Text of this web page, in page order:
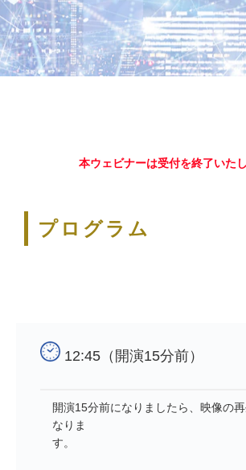
本ウェビナーは受付を終了いた
プログラム
12:45（開演15分前）
開演15分前になりましたら、映像の
なりま
す